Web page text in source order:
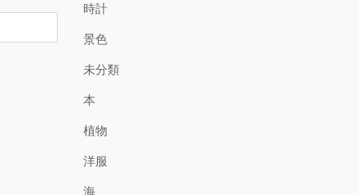
時計
景色
未分類
本
植物
洋服
海